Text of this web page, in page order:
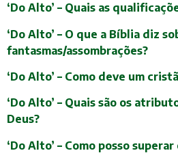
‘Do Alto’ – Quais as
‘Do Alto’ – O que a Bíblia diz
fantasmas/assombrações?
‘Do Alto’ – Como deve um
‘Do Alto’ – Quais são os
Deus?
‘Do Alto’ – Como posso